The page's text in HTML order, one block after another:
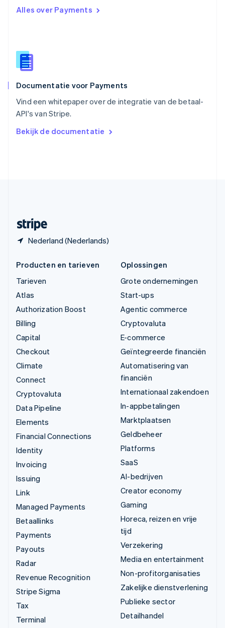
Alles over Payments
Documentatie voor Payments
Vind een whitepaper over de integratie van de betaal-
API's van Stripe.
Bekijk de documentatie
Nederland (Nederlands)
EnglishItaliano
Español
Thailand
Tsjechië
Vasteland van China
简体中文English
English
Producten en tarieven
Tarieven
Atlas
Authorization Boost
Billing
Capital
Checkout
Climate
Connect
Cryptovaluta
Data Pipeline
Elements
Financial Connections
Identity
Invoicing
Issuing
Link
Managed Payments
Betaallinks
Payments
Payouts
Radar
Revenue Recognition
Stripe Sigma
Tax
Terminal
Oplossingen
Grote ondernemingen
Start-ups
Agentic commerce
Cryptovaluta
E-commerce
Geïntegreerde financiën
Automatisering van
financiën
Internationaal zakendoen
In-appbetalingen
Marktplaatsen
Geldbeheer
Platforms
SaaS
AI-bedrijven
Creator economy
Gaming
Horeca, reizen en vrije
tijd
Verzekering
Media en entertainment
Non-profitorganisaties
Zakelijke dienstverlening
Publieke sector
Detailhandel